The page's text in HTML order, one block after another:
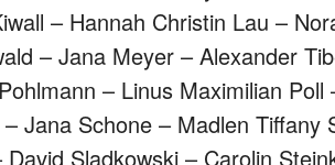
– Hannah Christin Lau –
– Jana Meyer – Alexander
– Linus Maximilian Poll
Jana Schone – Madlen Tiffany
Sladkowski – Carolin